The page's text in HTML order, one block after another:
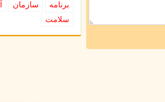
برنامه
سازمان
سلامت